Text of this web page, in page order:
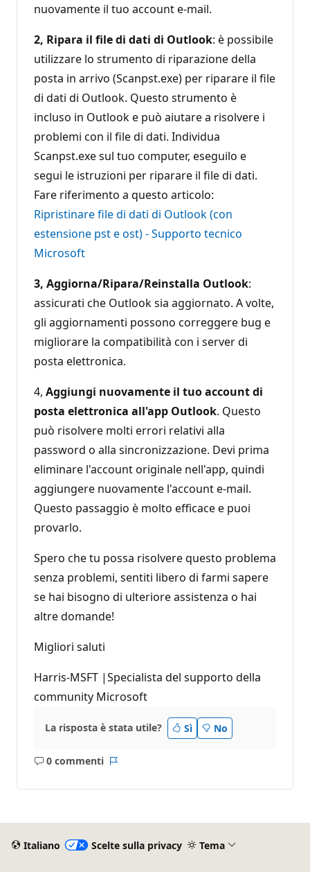
nuovamente il tuo account e-mail.
2, Ripara il file di dati di Outlook: è possibile
utilizzare lo strumento di riparazione della
posta in arrivo (Scanpst.exe) per riparare il file
di dati di Outlook. Questo strumento è
incluso in Outlook e può aiutare a risolvere i
problemi con il file di dati. Individua
Scanpst.exe sul tuo computer, eseguilo e
segui le istruzioni per riparare il file di dati.
Fare riferimento a questo articolo:
Ripristinare file di dati di Outlook (con
estensione pst e ost) - Supporto tecnico
Microsoft
3, Aggiorna/Ripara/Reinstalla Outlook:
assicurati che Outlook sia aggiornato. A volte,
gli aggiornamenti possono correggere bug e
migliorare la compatibilità con i server di
posta elettronica.
4, Aggiungi nuovamente il tuo account di
posta elettronica all'app Outlook. Questo
può risolvere molti errori relativi alla
password o alla sincronizzazione. Devi prima
eliminare l'account originale nell'app, quindi
aggiungere nuovamente l'account e-mail.
Questo passaggio è molto efficace e puoi
provarlo.
Spero che tu possa risolvere questo problema
senza problemi, sentiti libero di farmi sapere
se hai bisogno di ulteriore assistenza o hai
altre domande!
Migliori saluti
Harris-MSFT |Specialista del supporto della
community Microsoft
La risposta è stata utile? Sì No
0 commenti
Nessun
Italiano Scelte sulla privacy Tema